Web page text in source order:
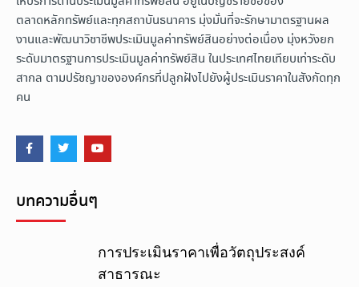
ตลาดหลักทรัพย์และทุกสถาบันธนาคาร มุ่งมั่นที่จะรักษามาตรฐานผล
งานและพัฒนาวิชาชีพประเมินมูลค่าทรัพย์สินอย่างต่อเนื่อง มุ่งหวังยก
ระดับมาตรฐานการประเมินมูลค่าทรัพย์สิน ในประเทศไทยเทียบเท่าระดับ
สากล ตามปรัชญาขององค์กรที่ปลูกฝังไปยังผู้ประเมินราคาในสังกัดทุก
คน
บทความอื่นๆ
การประเมินราคาเพื่อวัตถุประสงค์
สาธารณะ